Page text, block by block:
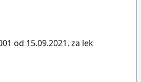
od 15.09.2021. za lek